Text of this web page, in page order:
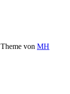
von MH